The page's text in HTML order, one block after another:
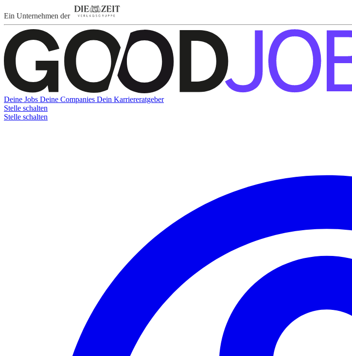
Ein Unternehmen der
Deine Jobs Deine Companies Dein Karriereratgeber
Stelle schalten
Stelle schalten